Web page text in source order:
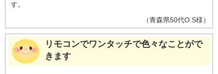
す。
（青森県50代O.S様）
リモコンでワンタッチで色々なことがで
きます